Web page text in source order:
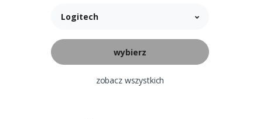
Logitech
zobacz wszystkich